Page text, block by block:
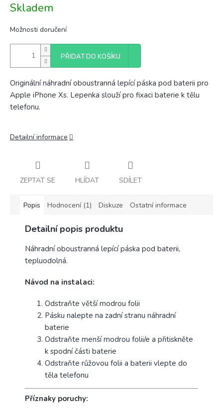
cena:
Skladem
Možnosti doručení
PŘIDAT DO KOŠÍKU
Originální náhradní oboustranná lepící páska pod baterii pro
Apple iPhone Xs. Lepenka slouží pro fixaci baterie k tělu
telefonu.
Detailní informace
ZEPTAT SE HLÍDAT SDÍLET
Popis Hodnocení (1) Diskuze Ostatní informace
Detailní popis produktu
Náhradní oboustranná lepící páska pod baterii,
tepluodolná.
Návod na instalaci:
Odstraňte větší modrou folii
Pásku nalepte na zadní stranu náhradní
baterie
Odstraňte menší modrou folii/e a přitiskněte
k spodní části baterie
Odstraňte růžovou folii a baterii vlepte do
těla telefonu
Příznaky poruchy: